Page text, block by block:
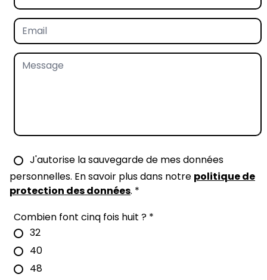
J'autorise la sauvegarde de mes données
personnelles. En savoir plus dans notre politique de
protection des données. *
Combien font cinq fois huit ? *
32
40
48